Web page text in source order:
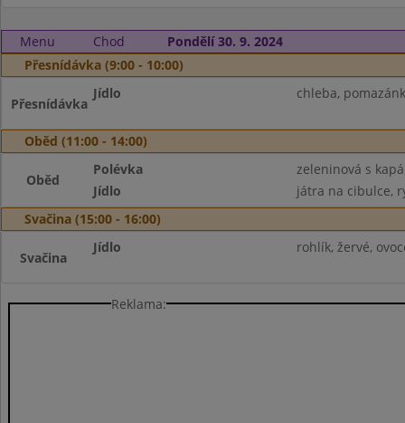
Menu Chod
Pondělí 30. 9. 2024
Přesnídávka (9:00 - 10:00)
Přesnídávka
Jídlo chleba,
Oběd (11:00 - 14:00)
Oběd
Polévka
zeleninová s
Jídlo
játra na cibulce,
Svačina (15:00 - 16:00)
Svačina
Jídlo rohlík, žervé,
Reklama: